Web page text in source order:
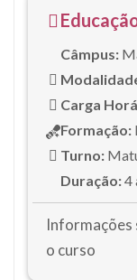
Câmpus:
Carga
Formação:
Turno:
Duração:4
Informações
o curso